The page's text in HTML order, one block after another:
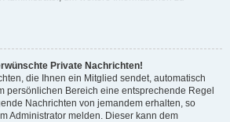
Private Nachrichten!
die Ihnen ein Mitglied sendet, automatisch
persönlichen Bereich eine entsprechende Regel
Nachrichten von jemandem erhalten, so
Administrator melden. Dieser kann dem